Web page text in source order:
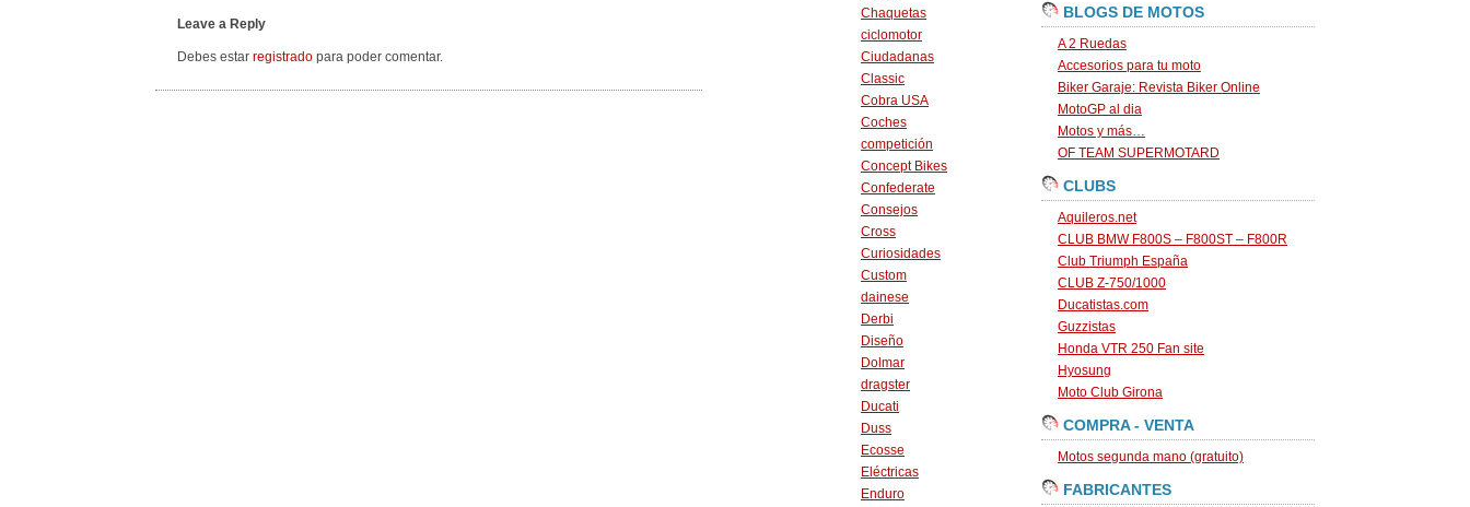
Leave a Reply
Debes estar registrado para poder comentar.
Chaquetas
ciclomotor
Ciudadanas
Classic
Cobra USA
Coches
competición
Concept Bikes
Confederate
Consejos
Cross
Curiosidades
Custom
dainese
Derbi
Diseño
Dolmar
dragster
Ducati
Duss
Ecosse
Eléctricas
Enduro
BLOGS DE MOTOS
A 2 Ruedas
Accesorios para tu moto
Biker Garaje: Revista Biker Online
MotoGP al dia
Motos y más…
OF TEAM SUPERMOTARD
CLUBS
Aquileros.net
CLUB BMW F800S – F800ST – F800R
Club Triumph España
CLUB Z-750/1000
Ducatistas.com
Guzzistas
Honda VTR 250 Fan site
Hyosung
Moto Club Girona
COMPRA - VENTA
Motos segunda mano (gratuito)
FABRICANTES